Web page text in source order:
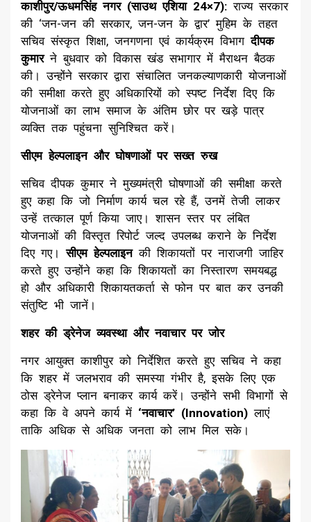
काशीपुर/ऊधमसिंह नगर (साउथ एशिया 24×7): राज्य सरकार
की ‘जन-जन की सरकार, जन-जन के द्वार’ मुहिम के तहत
सचिव संस्कृत शिक्षा, जनगणना एवं कार्यक्रम विभागदीपक
कुमारने बुधवार को विकास खंड सभागार में मैराथन बैठक
की। उन्होंने सरकार द्वारा संचालित जनकल्याणकारी योजनाओं
की समीक्षा करते हुए अधिकारियों को स्पष्ट निर्देश दिए कि
योजनाओं का लाभ समाज के अंतिम छोर पर खड़े पात्र
व्यक्ति तक पहुंचना सुनिश्चित करें।
सीएम हेल्पलाइन और घोषणाओं पर सख्त रुख
​सचिव दीपक कुमार ने मुख्यमंत्री घोषणाओं की समीक्षा करते
हुए कहा कि जो निर्माण कार्य चल रहे हैं, उनमें तेजी लाकर
उन्हें तत्काल पूर्ण किया जाए। शासन स्तर पर लंबित
योजनाओं की विस्तृत रिपोर्ट जल्द उपलब्ध कराने के निर्देश
दिए गए।सीएम हेल्पलाइनकी शिकायतों पर नाराजगी जाहिर
करते हुए उन्होंने कहा कि शिकायतों का निस्तारण समयबद्ध
हो और अधिकारी शिकायतकर्ता से फोन पर बात कर उनकी
संतुष्टि भी जानें।
शहर की ड्रेनेज व्यवस्था और नवाचार पर जोर
​नगर आयुक्त काशीपुर को निर्देशित करते हुए सचिव ने कहा
कि शहर में जलभराव की समस्या गंभीर है, इसके लिए एक
ठोस ड्रेनेज प्लान बनाकर कार्य करें। उन्होंने सभी विभागों से
कहा कि वे अपने कार्य में ‘नवाचार’ (Innovation) लाएं
ताकि अधिक से अधिक जनता को लाभ मिल सके।